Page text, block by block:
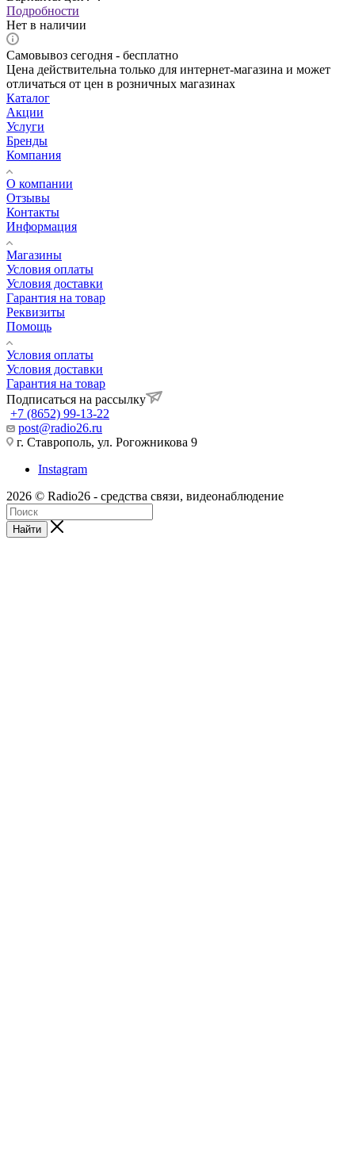
Подробности
Нет в наличии
Самовывоз сегодня - бесплатно
Цена действительна только для интернет-магазина и может
отличаться от цен в розничных магазинах
Каталог
Акции
Услуги
Бренды
Компания
О компании
Отзывы
Контакты
Информация
Магазины
Условия оплаты
Условия доставки
Гарантия на товар
Реквизиты
Помощь
Условия оплаты
Условия доставки
Гарантия на товар
Подписаться на рассылку
+7 (8652) 99-13-22
post@radio26.ru
г. Ставрополь, ул. Рогожникова 9
Instagram
2026 © Radio26 - средства связи, видеонаблюдение
Найти